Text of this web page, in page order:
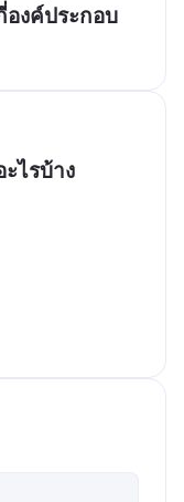
งค์ประกอบ
ไรบ้าง